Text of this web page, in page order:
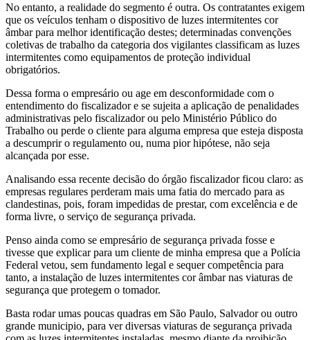
No entanto, a realidade do segmento é outra. Os contratantes exigem
que os veículos tenham o dispositivo de luzes intermitentes cor
âmbar para melhor identificação destes; determinadas convenções
coletivas de trabalho da categoria dos vigilantes classificam as luzes
intermitentes como equipamentos de proteção individual
obrigatórios.
Dessa forma o empresário ou age em desconformidade com o
entendimento do fiscalizador e se sujeita a aplicação de penalidades
administrativas pelo fiscalizador ou pelo Ministério Público do
Trabalho ou perde o cliente para alguma empresa que esteja disposta
a descumprir o regulamento ou, numa pior hipótese, não seja
alcançada por esse.
Analisando essa recente decisão do órgão fiscalizador ficou claro: as
empresas regulares perderam mais uma fatia do mercado para as
clandestinas, pois, foram impedidas de prestar, com excelência e de
forma livre, o serviço de segurança privada.
Penso ainda como se empresário de segurança privada fosse e
tivesse que explicar para um cliente de minha empresa que a Polícia
Federal vetou, sem fundamento legal e sequer competência para
tanto, a instalação de luzes intermitentes cor âmbar nas viaturas de
segurança que protegem o tomador.
Basta rodar umas poucas quadras em São Paulo, Salvador ou outro
grande municipio, para ver diversas viaturas de segurança privada